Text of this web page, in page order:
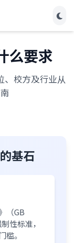
么要求
、校方及行业从
基石
（GB
性标准，
。